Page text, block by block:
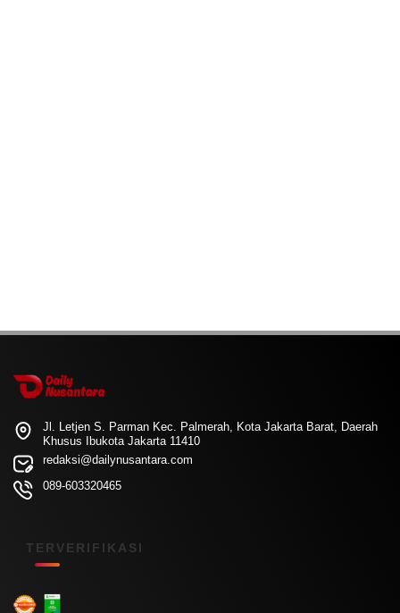
Jl. Letjen S. Parman Kec. Palmerah, Kota Jakarta Barat, Daerah
Khusus Ibukota Jakarta 11410
redaksi@dailynusantara.com
089-603320465
TERVERIFIKASI